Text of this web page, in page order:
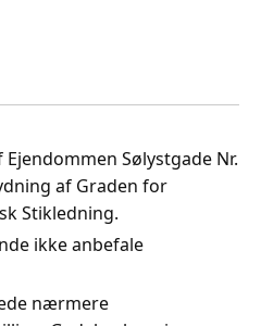
Sølystgade Nr.
af Graden for
Stikledning.
ikke anbefale
nærmere